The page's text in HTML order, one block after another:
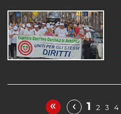
« ‹ 1 2 3 4